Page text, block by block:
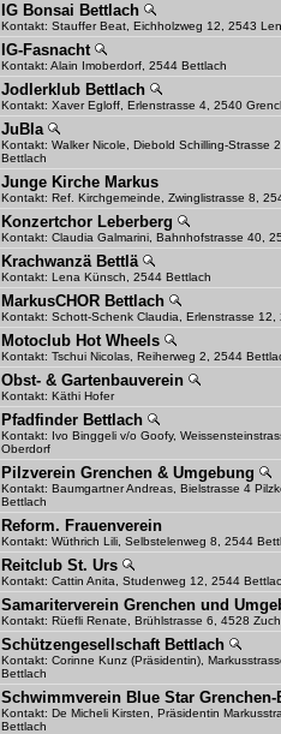
IG Bonsai Bettlach
Kontakt: Stauffer Beat, Eichholzweg 12, 2543
IG-Fasnacht
Kontakt: Alain Imoberdorf, 2544 Bettlach
Jodlerklub Bettlach
Kontakt: Xaver Egloff, Erlenstrasse 4, 2540
JuBla
Kontakt: Walker Nicole, Diebold Schilling-Strasse
Bettlach
Junge Kirche Markus
Kontakt: Ref. Kirchgemeinde, Zwinglistrasse 8,
Konzertchor Leberberg
Kontakt: Claudia Galmarini, Bahnhofstrasse 40,
Krachwanzä Bettlä
Kontakt: Lena Künsch, 2544 Bettlach
MarkusCHOR Bettlach
Kontakt: Schott-Schenk Claudia, Erlenstrasse 12,
Motoclub Hot Wheels
Kontakt: Tschui Nicolas, Reiherweg 2, 2544
Obst- & Gartenbauverein
Kontakt: Käthi Hofer
Pfadfinder Bettlach
Kontakt: Ivo Binggeli v/o Goofy,
Oberdorf
Pilzverein Grenchen & Umgebung
Kontakt: Baumgartner Andreas, Bielstrasse 4
Bettlach
Reform. Frauenverein
Kontakt: Wüthrich Lili, Selbstelenweg 8, 2544
Reitclub St. Urs
Kontakt: Cattin Anita, Studenweg 12, 2544
Samariterverein Grenchen und
Kontakt: Rüefli Renate, Brühlstrasse 6, 4528
Schützengesellschaft Bettlach
Kontakt: Corinne Kunz (Präsidentin),
Bettlach
Schwimmverein Blue Star
Kontakt: De Micheli Kirsten, Präsidentin
Bettlach